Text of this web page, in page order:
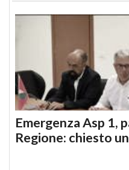
Emergenza Asp 1,
Regione: chiesto